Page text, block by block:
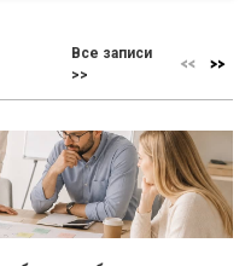
Все записи
>>